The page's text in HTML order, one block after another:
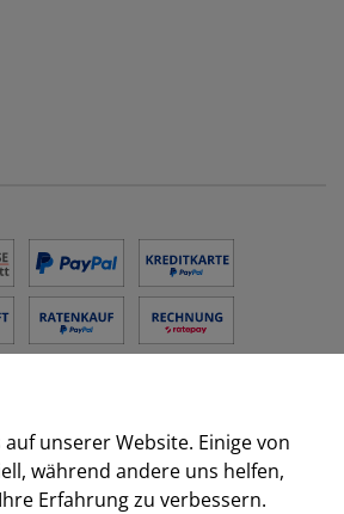
unserer Website. Einige von
während andere uns helfen,
Erfahrung zu verbessern.